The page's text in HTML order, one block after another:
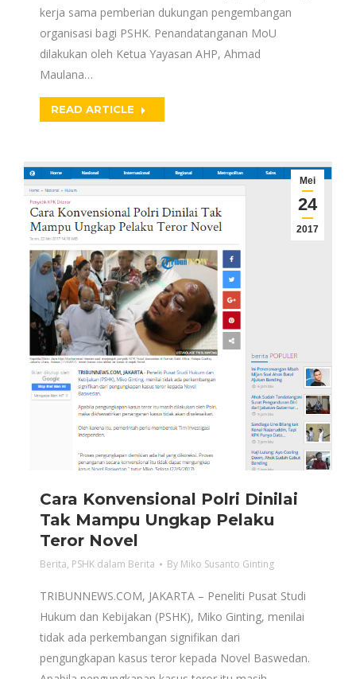
kerja sama pemberian dukungan pengembangan
organisasi bagi PSHK. Penandatanganan MoU
dilakukan oleh Ketua Yayasan AHP, Ahmad
Maulana…
READ ARTICLE
Mei
24
2017
Cara Konvensional Polri Dinilai
Tak Mampu Ungkap Pelaku
Teror Novel
Berita, PSHK dalam Berita By Miko Susanto Ginting
TRIBUNNEWS.COM, JAKARTA – Peneliti Pusat Studi
Hukum dan Kebijakan (PSHK), Miko Ginting, menilai
tidak ada perkembangan signifikan dari
pengungkapan kasus teror kepada Novel Baswedan.